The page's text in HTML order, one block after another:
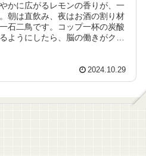
かに広がるレモンの香りが、一
朝は直飲み、夜はお酒の割り材
石二鳥です。コップ一杯の炭酸
ようにしたら、脳の働きがクリ
2024.10.29